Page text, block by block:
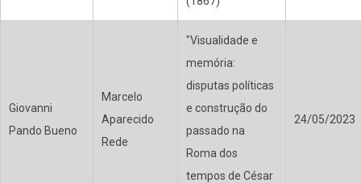
Giovanni
Pando Bueno
Marcelo
Aparecido
Rede
"Visualidade e
memória:
disputas políticas
e construção do
passado na
Roma dos
tempos de César
24/05/2023